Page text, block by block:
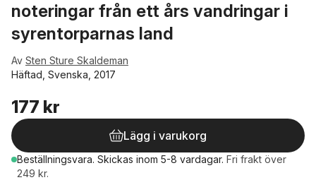
noteringar från ett års vandringar i
syrentorparnas land
Av Sten Sture Skaldeman
Häftad, Svenska, 2017
177 kr
Lägg i varukorg
Beställningsvara. Skickas inom 5-8 vardagar. Fri frakt över
249 kr.